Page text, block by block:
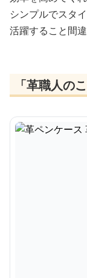
シンプルでスタ
活躍すること間
「革職人の